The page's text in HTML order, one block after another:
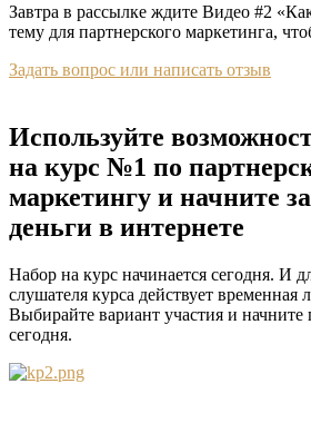
Завтра в рассылке ждите Видео #2
тему для партнерского маркетинга,
Задать вопрос или написать отзыв
Используйте
на курс №1 по
маркетингу и начните
деньги в интернете
Набор на курс начинается сегодня. И
слушателя курса действует временная
Выбирайте вариант участия и начните
сегодня.